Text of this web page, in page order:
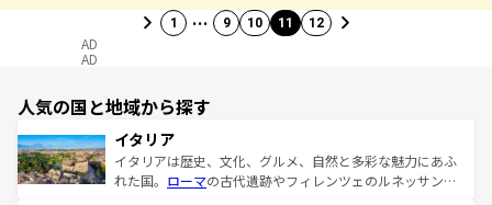
1 … 9 10 11 12
AD
AD
人気の国と地域から探す
イタリア
イタリアは歴史、文化、グルメ、自然と多彩な魅力にあふ
れた国。 ローマの古代遺跡やフィレンツェのルネッサンス